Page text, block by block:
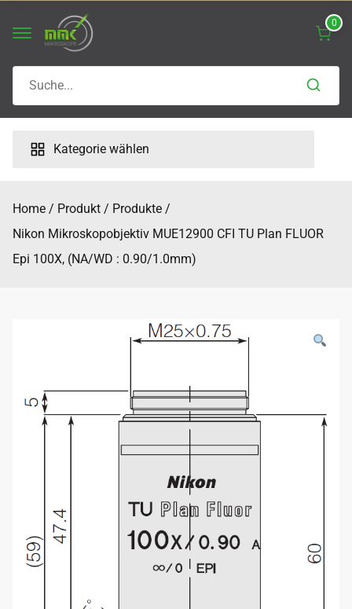
0
for:
Kategorie wählen
Home Produkt
Produkte
Nikon Mikroskopobjektiv MUE12900 CFI TU Plan FLUOR
Epi 100X, (NA/WD : 0.90/1.0mm)